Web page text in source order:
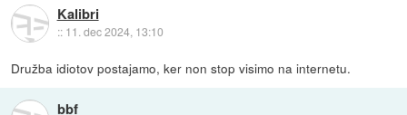
Kalibri
:: 11. dec 2024, 13:10
Družba idiotov postajamo, ker non stop visimo na internetu.
bbf